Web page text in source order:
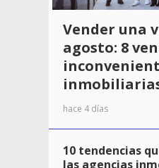
Vender una
agosto: 8
hace 4 días
10 tendencias
las agencias